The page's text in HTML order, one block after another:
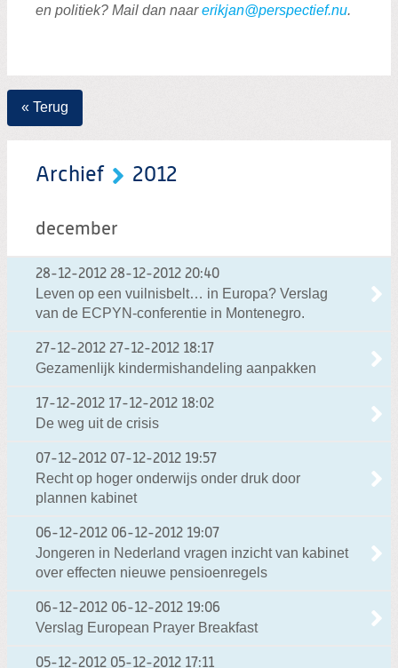
en politiek? Mail dan naar erikjan@perspectief.nu.
« Terug
Archief 2012
december
28-12-2012 28-12-2012 20:40
Leven op een vuilnisbelt… in Europa? Verslag
van de ECPYN-conferentie in Montenegro.
27-12-2012 27-12-2012 18:17
Gezamenlijk kindermishandeling aanpakken
17-12-2012 17-12-2012 18:02
De weg uit de crisis
07-12-2012 07-12-2012 19:57
Recht op hoger onderwijs onder druk door
plannen kabinet
06-12-2012 06-12-2012 19:07
Jongeren in Nederland vragen inzicht van kabinet
over effecten nieuwe pensioenregels
06-12-2012 06-12-2012 19:06
Verslag European Prayer Breakfast
05-12-2012 05-12-2012 17:11